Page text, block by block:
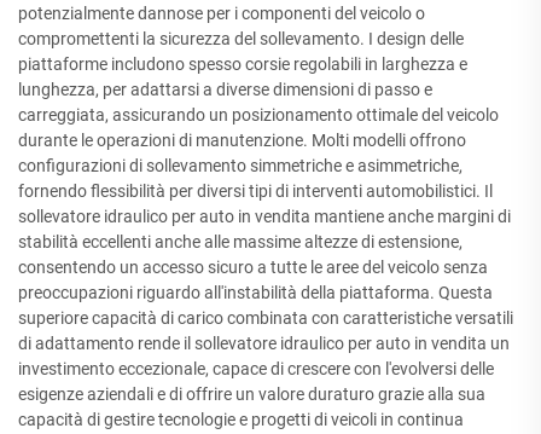
potenzialmente dannose per i componenti del veicolo o
compromettenti la sicurezza del sollevamento. I design delle
piattaforme includono spesso corsie regolabili in larghezza e
lunghezza, per adattarsi a diverse dimensioni di passo e
carreggiata, assicurando un posizionamento ottimale del veicolo
durante le operazioni di manutenzione. Molti modelli offrono
configurazioni di sollevamento simmetriche e asimmetriche,
fornendo flessibilità per diversi tipi di interventi automobilistici. Il
sollevatore idraulico per auto in vendita mantiene anche margini di
stabilità eccellenti anche alle massime altezze di estensione,
consentendo un accesso sicuro a tutte le aree del veicolo senza
preoccupazioni riguardo all'instabilità della piattaforma. Questa
superiore capacità di carico combinata con caratteristiche versatili
di adattamento rende il sollevatore idraulico per auto in vendita un
investimento eccezionale, capace di crescere con l'evolversi delle
esigenze aziendali e di offrire un valore duraturo grazie alla sua
capacità di gestire tecnologie e progetti di veicoli in continua